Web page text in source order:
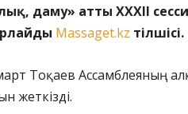
даму» атты ХХХІІ
Massaget.kz тілшісі.
Тоқаев Ассамблеяның
жеткізді.